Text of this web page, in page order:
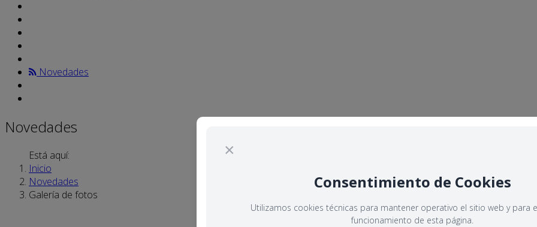
Novedades
Novedades
Está aquí:
Inicio
Novedades
Galería de fotos
×
Consentimiento de Cookies
Utilizamos cookies técnicas para mantener operativo el sitio web y para
funcionamiento de esta página.